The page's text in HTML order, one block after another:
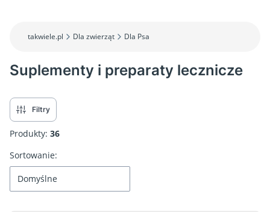
takwiele.pl Dla zwierząt Dla Psa
Suplementy i preparaty lecznicze
Filtry
Produkty: 36
Lista produktów
Sortowanie:
Domyślne